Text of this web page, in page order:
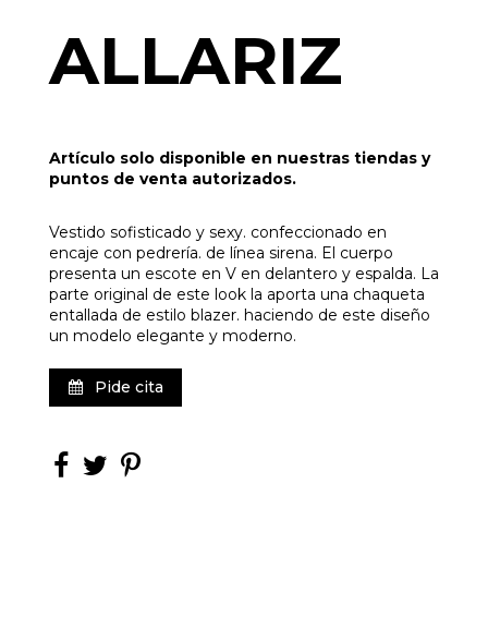
ALLARIZ
Artículo solo disponible en nuestras tiendas y
puntos de venta autorizados.
Vestido sofisticado y sexy. confeccionado en
encaje con pedrería. de línea sirena. El cuerpo
presenta un escote en V en delantero y espalda. La
parte original de este look la aporta una chaqueta
entallada de estilo blazer. haciendo de este diseño
un modelo elegante y moderno.
Pide cita